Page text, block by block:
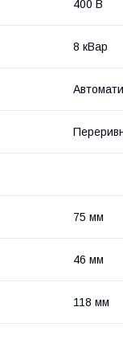
400 В
8 кВар
75 мм
46 мм
118 мм